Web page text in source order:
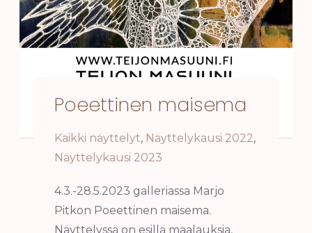
Poeettinen maisema
Kaikki näyttelyt, Näyttelykausi 2022,
Näyttelykausi 2023
4.3.-28.5.2023 galleriassa Marjo
Pitkon Poeettinen maisema.
Näyttelyssä on esillä maalauksia,